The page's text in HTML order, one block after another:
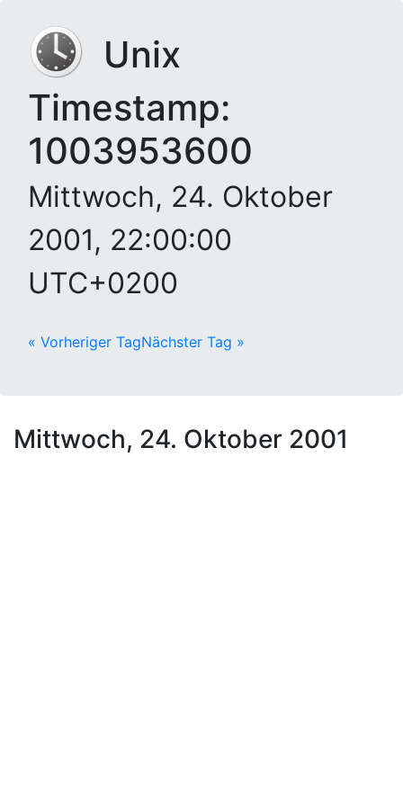
Unix
Timestamp:
1003953600
Mittwoch, 24. Oktober
2001, 22:00:00
UTC+0200
« Vorheriger TagNächster Tag »
Mittwoch, 24. Oktober 2001